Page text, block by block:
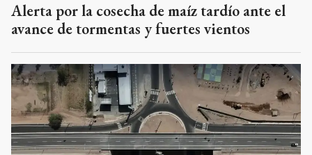
Alerta por la cosecha de maíz tardío ante el
avance de tormentas y fuertes vientos